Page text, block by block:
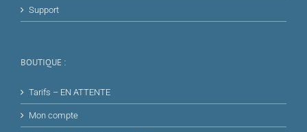
Support
BOUTIQUE :
Tarifs – EN ATTENTE
Mon compte